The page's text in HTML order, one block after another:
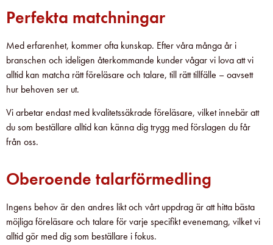
Perfekta matchningar
Med erfarenhet, kommer ofta kunskap. Efter våra många år i
branschen och ideligen återkommande kunder vågar vi lova att vi
alltid kan matcha rätt föreläsare och talare, till rätt tillfälle – oavsett
hur behoven ser ut.
Vi arbetar endast med kvalitetssäkrade föreläsare, vilket innebär att
du som beställare alltid kan känna dig trygg med förslagen du får
från oss.
Oberoende talarförmedling
Ingens behov är den andres likt och vårt uppdrag är att hitta bästa
möjliga föreläsare och talare för varje specifikt evenemang, vilket vi
alltid gör med dig som beställare i fokus.